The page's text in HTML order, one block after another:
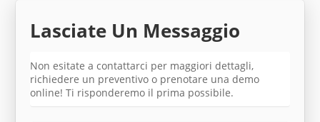
Lasciate Un Messaggio
Non esitate a contattarci per maggiori dettagli,
richiedere un preventivo o prenotare una demo
online! Ti risponderemo il prima possibile.